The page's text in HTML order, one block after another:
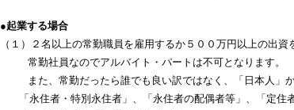
●起業する場合
（１）２名以上の常勤職員を雇用するか５００万円以上の出資
常勤社員なのでアルバイト・パートは不可となります。
また、常勤だったら誰でも良い訳ではなく、「日本人」か
「永住者・特別永住者」、「永住者の配偶者等」、「定住